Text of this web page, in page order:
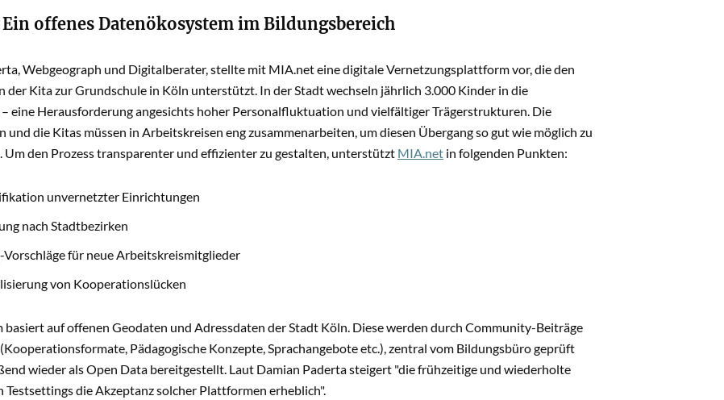
offenes Datenökosystem im Bildungsbereich
Webgeograph und Digitalberater, stellte mit MIA.net eine digitale Vernetzungsplattform vor, die den
der Kita zur Grundschule in Köln unterstützt. In der Stadt wechseln jährlich 3.000 Kinder in die
eine Herausforderung angesichts hoher Personalfluktuation und vielfältiger Trägerstrukturen. Die
und die Kitas müssen in Arbeitskreisen eng zusammenarbeiten, um diesen Übergang so gut wie möglich zu
Um den Prozess transparenter und effizienter zu gestalten, unterstützt MIA.net in folgenden Punkten:
unvernetzter Einrichtungen
nach Stadtbezirken
für neue Arbeitskreismitglieder
von Kooperationslücken
auf offenen Geodaten und Adressdaten der Stadt Köln. Diese werden durch Community-Beiträge
Pädagogische Konzepte, Sprachangebote etc.), zentral vom Bildungsbüro geprüft
wieder als Open Data bereitgestellt. Laut Damian Paderta steigert "die frühzeitige und wiederholte
Testsettings die Akzeptanz solcher Plattformen erheblich".